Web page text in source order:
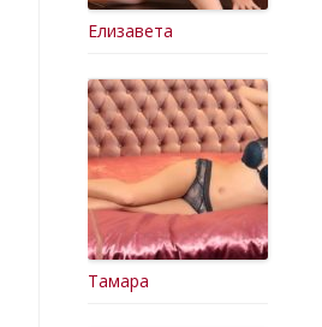
Елизавета
Тамара